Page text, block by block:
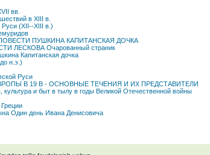
вв.
в XIII в.
Руси (XII--XIII в.)
ПУШКИНА КАПИТАНСКАЯ ДОЧКА
ЛЕСКОВА Очарованный страник
Капитанская дочка
н.э.)
Руси
В 19 В - ОСНОВНЫЕ ТЕЧЕНИЯ И ИХ ПРЕДСТАВИТЕЛИ
культура и быт в тылу в годы Великой Отечественной войны
Один день Ивана Денисовича